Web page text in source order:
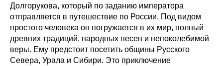
Долгорукова, который по заданию императора
отправляется в путешествие по России. Под видом
простого человека он погружается в их мир, полный
древних традиций, народных песен и непоколебимой
веры. Ему предстоит посетить общины Русского
Севера, Урала и Сибири. Это приключение